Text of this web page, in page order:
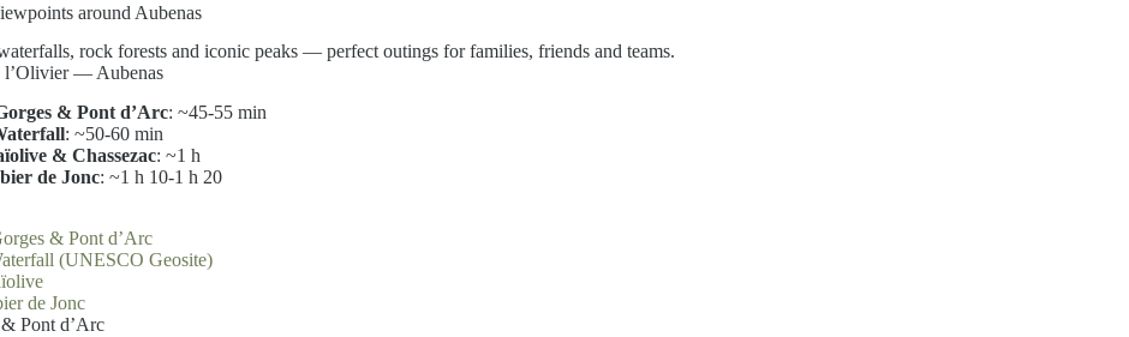
around Aubenas
rock forests and iconic peaks — perfect outings for families, friends and teams.
l’Olivier — Aubenas
& Pont d’Arc: ~45-55 min
: ~50-60 min
& Chassezac: ~1 h
de Jonc: ~1 h 10-1 h 20
& Pont d’Arc
(UNESCO Geosite)
de Jonc
Pont d’Arc